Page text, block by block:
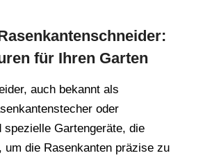
für Ihren Garten
auch bekannt als
oder
Gartengeräte, die
um die Rasenkanten präzise zu